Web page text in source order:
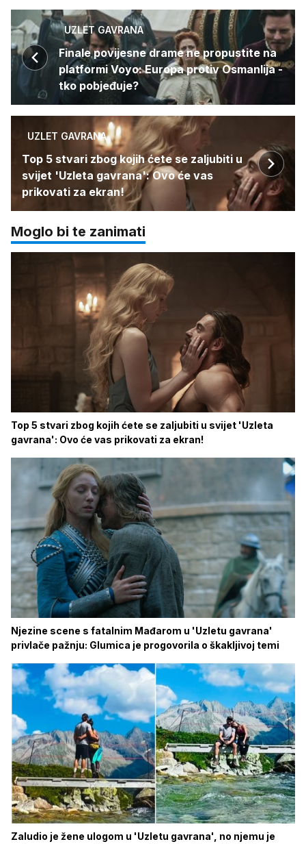
UZLET GAVRANA
Finale povijesne drame ne propustite na
platformi Voyo: Europa protiv Osmanlija -
tko pobjeđuje?
UZLET GAVRANA
Top 5 stvari zbog kojih ćete se zaljubiti u
svijet 'Uzleta gavrana': Ovo će vas
prikovati za ekran!
Moglo bi te zanimati
Top 5 stvari zbog kojih ćete se zaljubiti u svijet 'Uzleta
gavrana': Ovo će vas prikovati za ekran!
Njezine scene s fatalnim Mađarom u 'Uzletu gavrana'
privlače pažnju: Glumica je progovorila o škakljivoj temi
Zaludio je žene ulogom u 'Uzletu gavrana', no njemu je